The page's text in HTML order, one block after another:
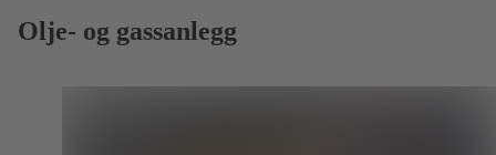
Olje- og gassanlegg